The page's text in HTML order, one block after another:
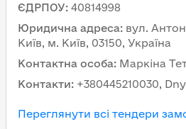
ЄДРПОУ: 40814998
Юридична адреса: вул.
Київ, м. Київ, 03150, Україна
Контактна особа: Маркіна
Контакти: +380445210030,
Переглянути всі тендери